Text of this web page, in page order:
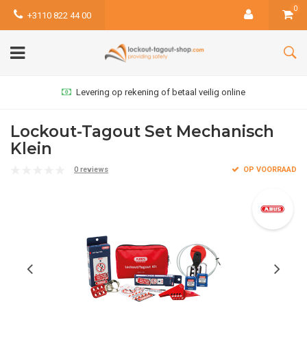
+3110 822 44 00
0
Levering op rekening of betaal veilig online
Lockout-Tagout Set Mechanisch
Klein
0 reviews OP VOORRAAD